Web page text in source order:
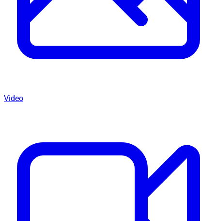
Video